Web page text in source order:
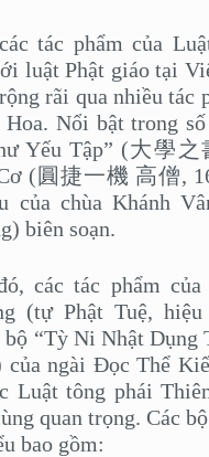
tác phẩm của
luật Phật giáo tại
rãi qua nhiều tác
Hoa. Nổi bật trong
Yếu Tập” (大學
(圓捷一機 高僧,
của chùa Khánh
biên soạn.
các tác phẩm
(tự Phật Tuệ,
bộ “Tỳ Ni Nhật
ngài Đọc Thể
Luật tông phái
quan trọng. Các
bao gồm: